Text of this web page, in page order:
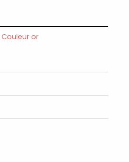
Couleur or